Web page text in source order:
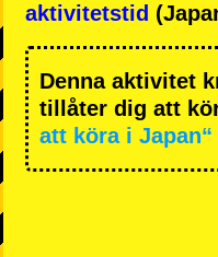
aktivitetstid
Denna aktivitet
tillåter dig att
att köra i Japan“